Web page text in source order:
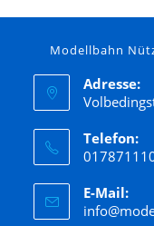
Modellbahn
Adresse:
Telefon:
E-Mail: